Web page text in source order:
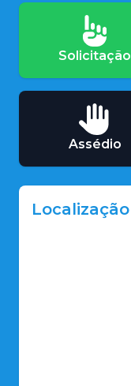
Solicitação
Assédio
Localização